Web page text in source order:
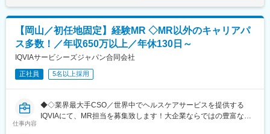
■当社で働く魅力
（1）最大限希望を考慮します
全国50地域以上のPJTからご提案し、なるべくご希望の勤務地に
アサインが可能です。また、次の契約での再配属の際の地域もし
っかり考慮いたします。これは小規模ならではの社内バッティン
グの少なさも大きく影響しています。
（2）小規模ならではの手厚いサポート
ウハウの蓄積から、メーカーさんへ転籍の可能性があるPJTも紹
介可能、また過去には、10年ほどブランクのある50代の方のご支
20代650万、40代後半850万賃金はあくまでも目安の金額であ
り、選考を通じて上下する可能性があります。月給(月額)は固定手
当を含めた表記です。
【岡山／初任地固定】経験MR ◇MR以外のキャリアパ
ス多数！／年収650万以上／年休130日～
IQVIAサービシーズジャパン合同会社
正社員 5名以上採用
仕事内容
◆◇業界最大手CSO／世界中でヘルスケアサービスを提供する
IQVIAにて、MR担当を募集致します！大企業ならではの豊富なキ